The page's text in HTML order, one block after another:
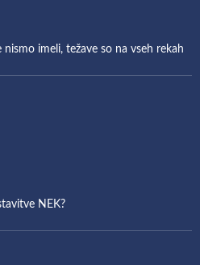
nismo imeli, težave so na vseh rekah
NEK?